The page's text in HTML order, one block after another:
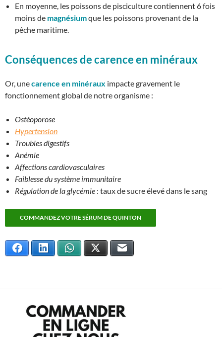
En moyenne, les poissons de pisciculture contiennent 6 fois
moins de magnésiumque les poissons provenant de la
pêche maritime.
Conséquences de carence en minéraux
Or, unecarence en minéraux impacte gravement le
fonctionnement global de notre organisme :
Ostéoporose
Hypertension
Troubles digestifs
Anémie
Affections cardiovasculaires
Faiblesse du système immunitaire
Régulation de la glycémie : taux de sucre élevé dans le sang
COMMANDEZ VOTRE SÉRUM DE QUINTON
Facebook LinkedIn WhatsApp